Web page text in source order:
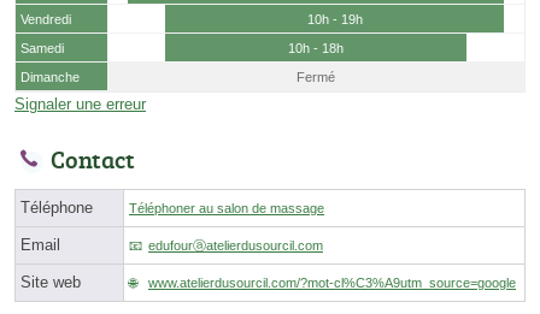
Vendredi
10h - 19h
Samedi
10h - 18h
Dimanche
Fermé
Signaler une erreur
Contact
Téléphone Téléphoner au salon de massage
Email edufourⓐatelierdusourcil.com
Site web www.atelierdusourcil.com/?mot-cl%C3%A9utm_source=google